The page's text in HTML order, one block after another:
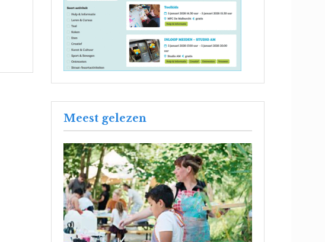
Meest gelezen